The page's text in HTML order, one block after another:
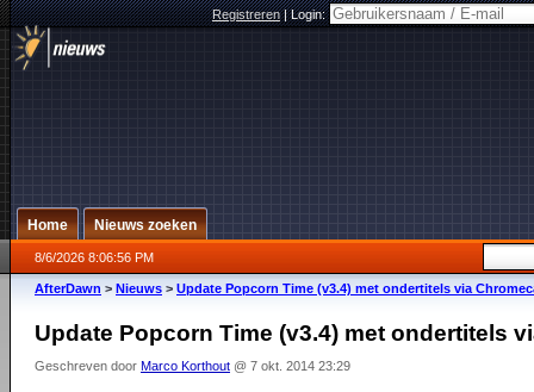
Registreren|Login:
Home Nieuws zoeken
8/6/2026 8:06:56 PM
AfterDawn > Nieuws > Update Popcorn Time (v3.4) met ondertitels via
Update Popcorn Time (v3.4) met ondertitels
Geschreven door Marco Korthout @ 7 okt. 2014 23:29